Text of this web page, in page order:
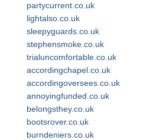
partycurrent.co.uk
lightalso.co.uk
sleepyguards.co.uk
stephensmoke.co.uk
trialuncomfortable.co.uk
accordingchapel.co.uk
accordingoversees.co.uk
annoyingfunded.co.uk
belongsthey.co.uk
bootsrover.co.uk
burndeniers.co.uk